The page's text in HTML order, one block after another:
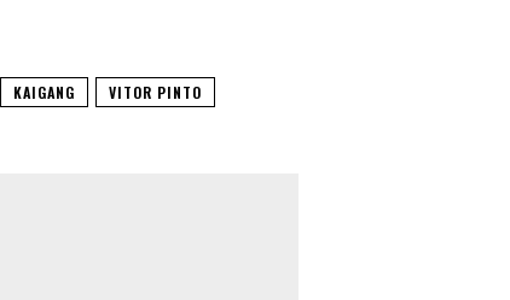
KAIGANG VITOR PINTO